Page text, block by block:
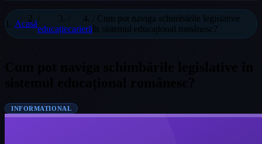
Acasă
educațiecarieră
/ Cum pot naviga schimbările legislative
în sistemul educațional românesc?
INFORMATIONAL